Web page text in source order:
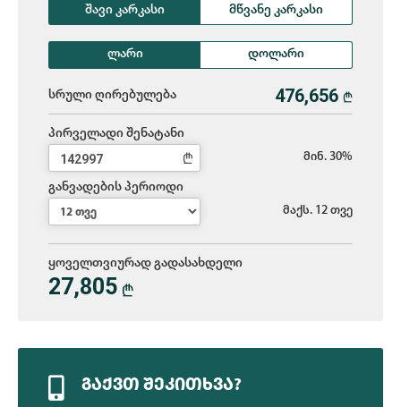
შავი კარკასი მწვანე კარკასი
ლარი დოლარი
სრული ღირებულება L
პირველადი შენატანი
L მინ. 30%
განვადების პერიოდი
მაქს. 12 თვე
ყოველთვიურად გადასახდელი
27,805 L
ᲒᲐᲥᲕᲗ ᲨᲔᲙᲘᲗᲮᲕᲐ?